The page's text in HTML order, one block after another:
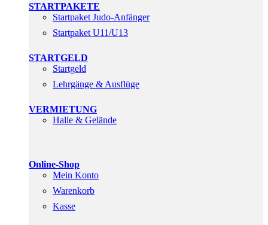
STARTPAKETE
Startpaket Judo-Anfänger
Startpaket U11/U13
STARTGELD
Startgeld
Lehrgänge & Ausflüge
VERMIETUNG
Halle & Gelände
Online-Shop
Mein Konto
Warenkorb
Kasse